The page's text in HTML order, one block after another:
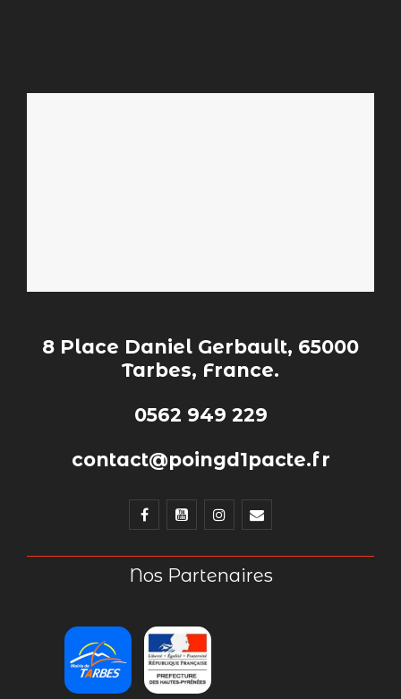
8 Place Daniel Gerbault, 65000
Tarbes, France.
0562 949 229
contact@poingd1pacte.fr
Nos Partenaires